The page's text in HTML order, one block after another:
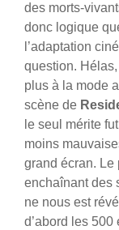
des morts-
donc logique
l’adaptation
question.
plus à la mode
scène de
le seul mérite
moins
grand écran. Le
enchaînant des
ne nous est
d’abord les